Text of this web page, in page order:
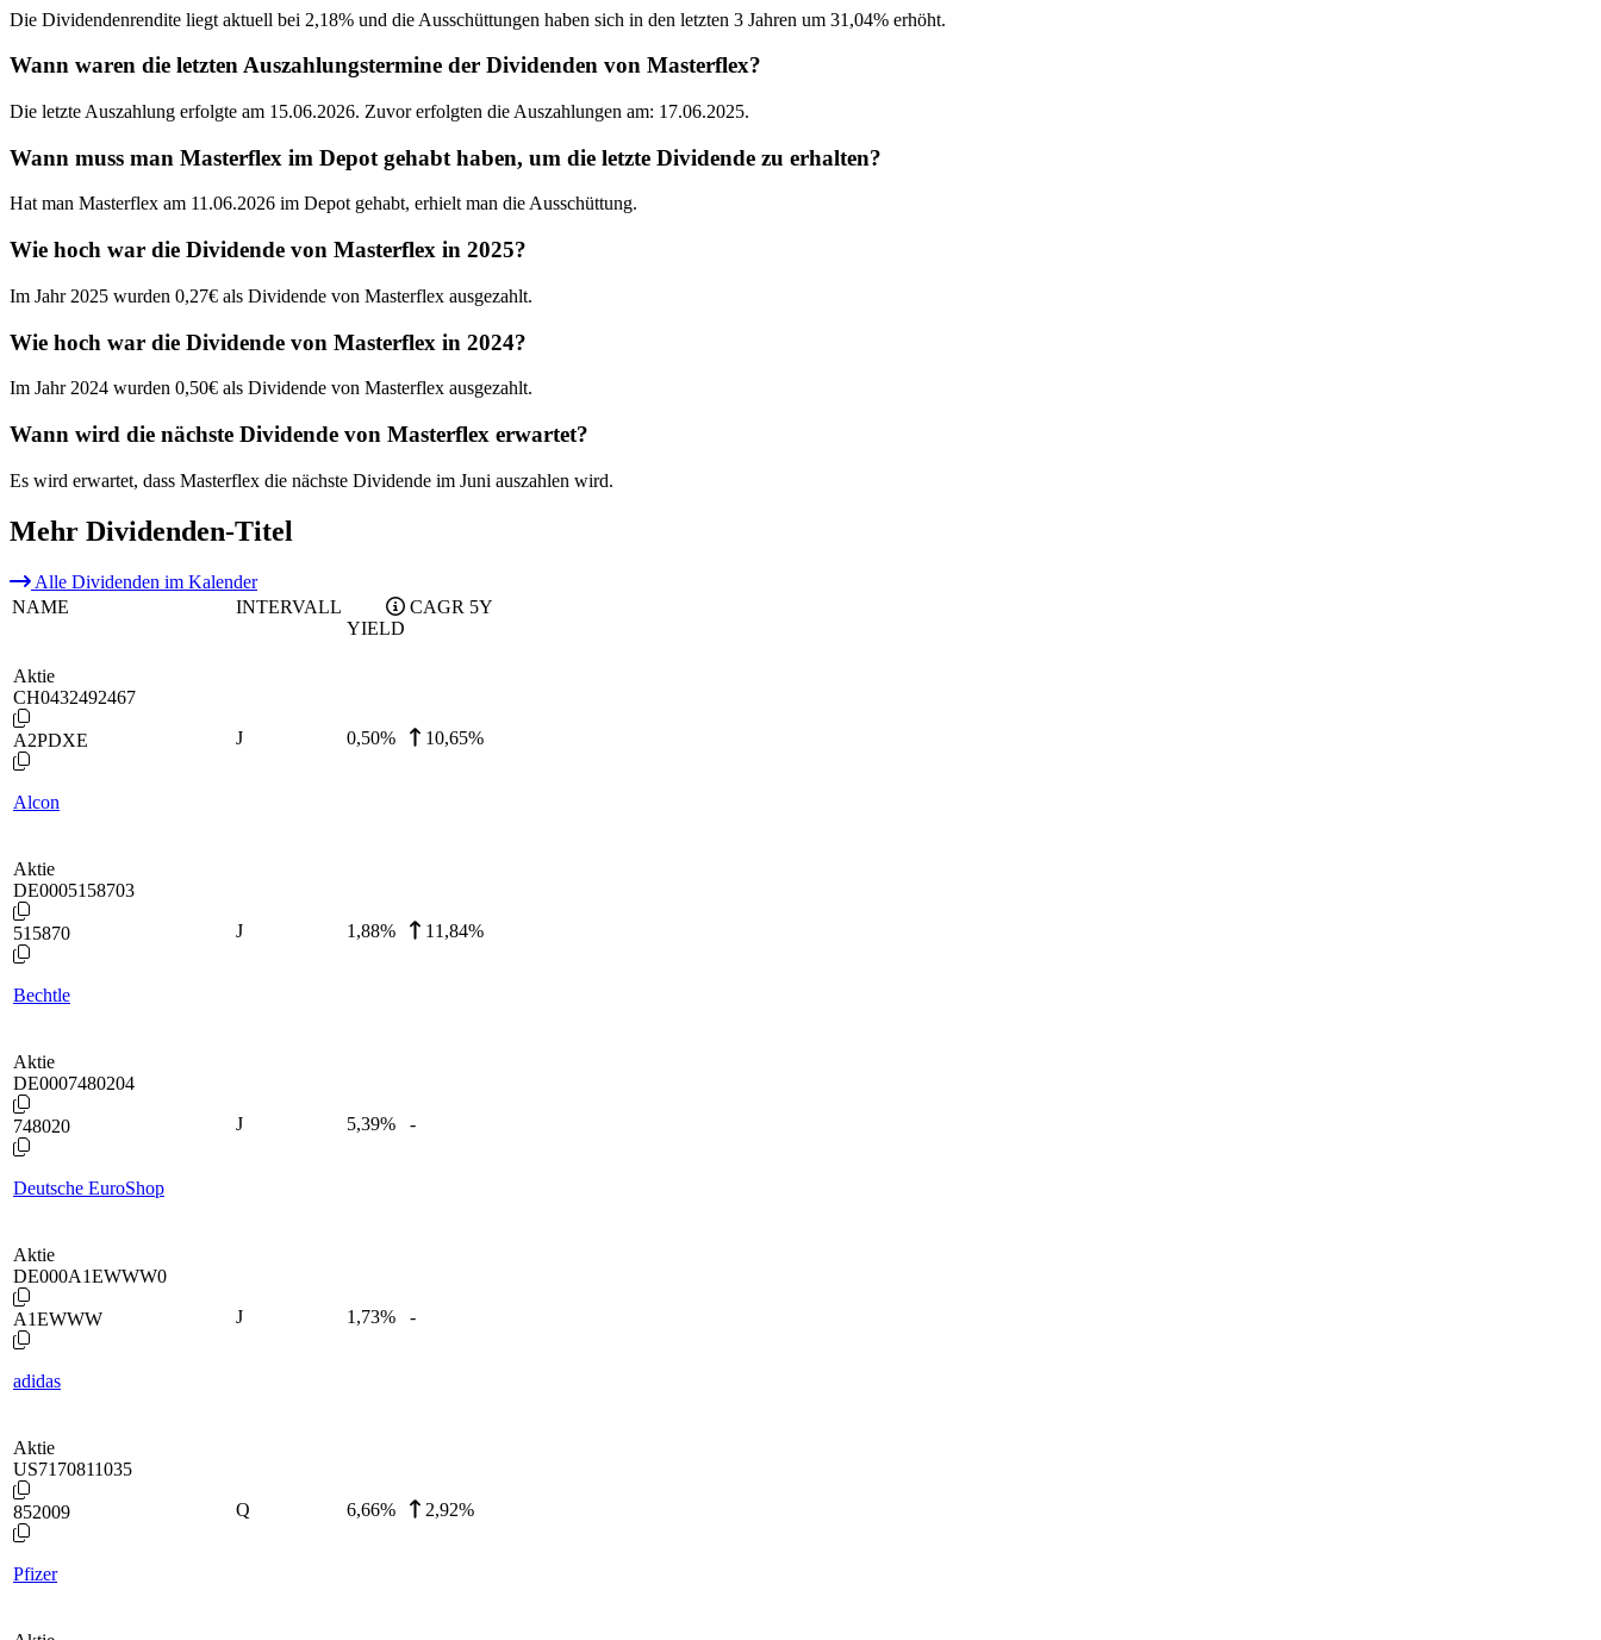
Die Dividendenrendite liegt aktuell bei 2,18% und die Ausschüttungen haben sich in den letzten 3 Jahren um 31,04% erhöht.
Wann waren die letzten Auszahlungstermine der Dividenden von Masterflex?
Die letzte Auszahlung erfolgte am 15.06.2026. Zuvor erfolgten die Auszahlungen am: 17.06.2025.
Wann muss man Masterflex im Depot gehabt haben, um die letzte Dividende zu erhalten?
Hat man Masterflex am 11.06.2026 im Depot gehabt, erhielt man die Ausschüttung.
Wie hoch war die Dividende von Masterflex in 2025?
Im Jahr 2025 wurden 0,27€ als Dividende von Masterflex ausgezahlt.
Wie hoch war die Dividende von Masterflex in 2024?
Im Jahr 2024 wurden 0,50€ als Dividende von Masterflex ausgezahlt.
Wann wird die nächste Dividende von Masterflex erwartet?
Es wird erwartet, dass Masterflex die nächste Dividende im Juni auszahlen wird.
Mehr Dividenden-Titel
Alle Dividenden im Kalender
NAME
INTERVALL
YIELD
CAGR 5Y
Aktie
CH0432492467
A2PDXE
Alcon
J 0,50% 10,65%
Aktie
DE0005158703
515870
Bechtle
J 1,88% 11,84%
Aktie
DE0007480204
748020
Deutsche EuroShop
J 5,39% -
Aktie
DE000A1EWWW0
A1EWWW
adidas
J 1,73% -
Aktie
US7170811035
852009
Pfizer
Q 6,66% 2,92%